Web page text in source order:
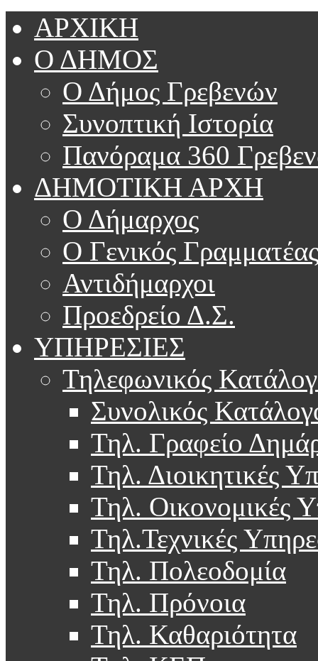
ΑΡΧΙΚΗ
Ο ΔΗΜΟΣ
Ο Δήμος Γρεβενών
Συνοπτική Ιστορία
Πανόραμα 360
ΔΗΜΟΤΙΚΗ ΑΡΧΗ
Ο Δήμαρχος
Ο Γενικός Γραμματέας
Αντιδήμαρχοι
Προεδρείο Δ.Σ.
ΥΠΗΡΕΣΙΕΣ
Τηλεφωνικός
Συνολικός
Τηλ. Γραφείο
Τηλ. Διοικητικές
Τηλ. Οικονομικές
Τηλ.Τεχνικές
Τηλ. Πολεοδομία
Τηλ. Πρόνοια
Τηλ. Καθαριότητα